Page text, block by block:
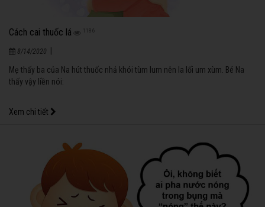
Cách cai thuốc lá 1186
8/14/2020
Mẹ thấy ba của Na hút thuốc nhả khói tùm lum nên la lối um xùm. Bé Na
thấy vậy liền nói:
Xem chi tiết